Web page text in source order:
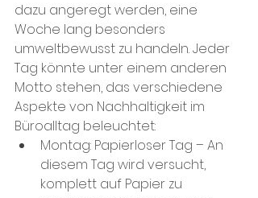
dazu angeregt werden, eine
Woche lang besonders
umweltbewusst zu handeln. Jeder
Tag könnte unter einem anderen
Motto stehen, das verschiedene
Aspekte von Nachhaltigkeit im
Büroalltag beleuchtet:
Montag: Papierloser Tag – An
diesem Tag wird versucht,
komplett auf Papier zu